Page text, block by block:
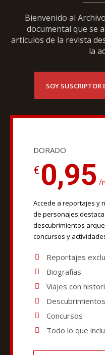
Bienvenido al
documental que se
artículos de la revista
la
SOY SUSCRIPTOR
DORADO
€ 0,95 /
Accede a reportajes y
de personajes
descubrimientos
concursos y
Reportajes
Biografías
Viajes con
Concursos
Todo lo que